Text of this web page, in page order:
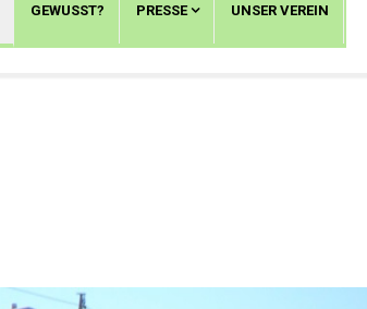
GEWUSST? PRESSE UNSER VEREIN